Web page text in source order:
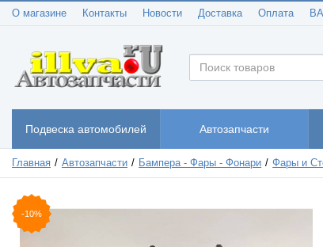
О магазине Контакты Новости Доставка Оплата
Подвеска автомобилей Автозапчасти
Главная Автозапчасти Бампера - Фары - Фонари Фары и
-10%